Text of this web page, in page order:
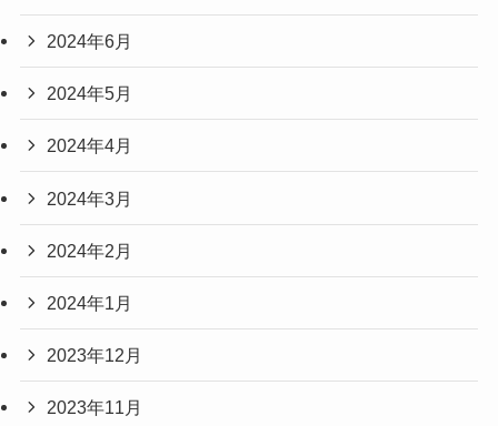
2024年6月
2024年5月
2024年4月
2024年3月
2024年2月
2024年1月
2023年12月
2023年11月